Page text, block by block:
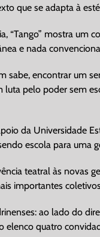
que se adapta à
“Tango” mostra um
e nada
sabe, encontrar um
pelo poder sem
da Universidade
escola para uma
teatral às novas
importantes
ao lado do
quatro